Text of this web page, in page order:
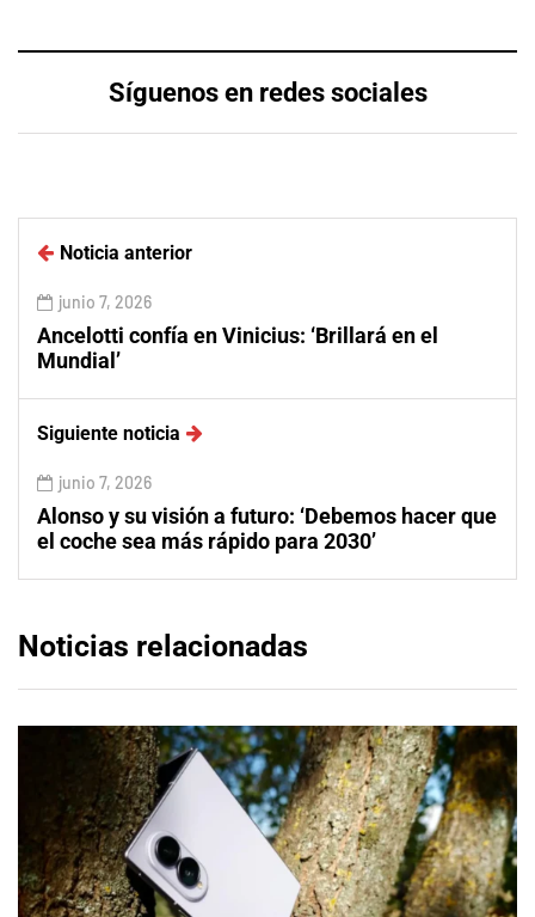
Síguenos en redes sociales
Noticia anterior
junio 7, 2026
Ancelotti confía en Vinicius: ‘Brillará en el
Mundial’
Siguiente noticia
junio 7, 2026
Alonso y su visión a futuro: ‘Debemos hacer que
el coche sea más rápido para 2030’
Noticias relacionadas